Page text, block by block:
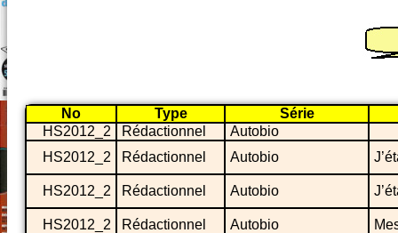
No Type
Série
HS2012_2
Rédactionnel
Autobio
HS2012_2
Rédactionnel Autobio
HS2012_2 Rédactionnel Autobio
HS2012_2 Rédactionnel Autobio